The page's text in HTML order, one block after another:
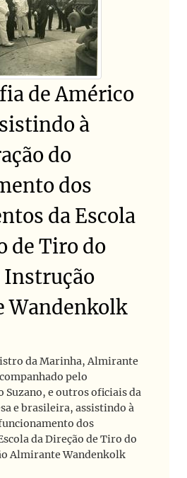
de Américo
à
do
dos
da Escola
de Tiro do
Instrução
Wandenkolk
da Marinha, Almirante
pelo
Suzano, e outros oficiais da
e brasileira, assistindo à
dos
da Direção de Tiro do
Almirante Wandenkolk